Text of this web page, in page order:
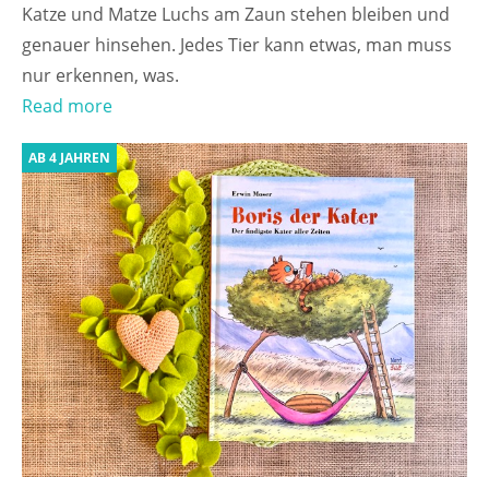
Katze und Matze Luchs am Zaun stehen bleiben und
genauer hinsehen. Jedes Tier kann etwas, man muss
nur erkennen, was.
Read more
AB 4 JAHREN